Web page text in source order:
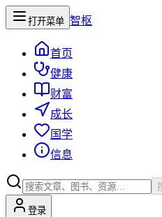
打开菜单 智枢
首页
健康
财富
成长
国学
信息
登录